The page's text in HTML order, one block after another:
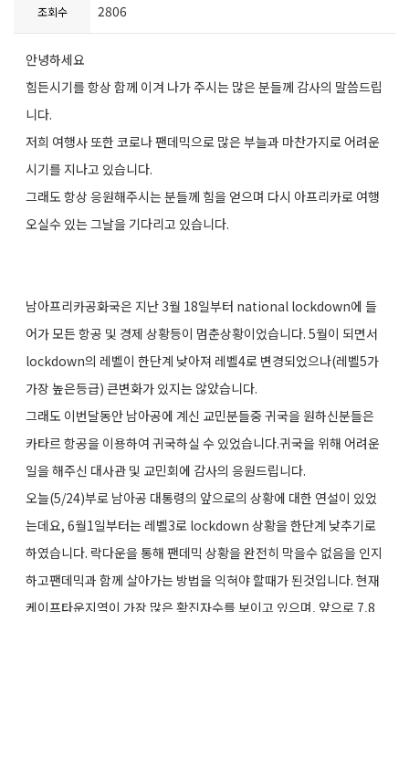
조회수 2806
안녕하세요
힘든시기를 항상 함께 이겨 나가 주시는 많은 분들께 감사의 말씀드립
니다.
저희 여행사 또한 코로나 팬데믹으로 많은 부늘과 마찬가지로 어려운
시기를 지나고 있습니다.
그래도 항상 응원해주시는 분들께 힘을 얻으며 다시 아프리카로 여행
오실수 있는 그날을 기다리고 있습니다.
남아프리카공화국은 지난 3월 18일부터 national lockdown에 들
어가 모든 항공 및 경제 상황등이 멈춘상황이었습니다. 5월이 되면서
lockdown의 레벨이 한단계 낮아져 레벨4로 변경되었으나(레벨5가
가장 높은등급) 큰변화가 있지는 않았습니다.
그래도 이번달동안 남아공에 계신 교민분들중 귀국을 원하신분들은
카타르 항공을 이용하여 귀국하실 수 있었습니다.귀국을 위해 어려운
일을 해주신 대사관 및 교민회에 감사의 응원드립니다.
오늘(5/24)부로 남아공 대통령의 앞으로의 상황에 대한 연설이 있었
는데요, 6월1일부터는 레벨3로 lockdown 상황을 한단계 낮추기로
하였습니다. 락다운을 통해 팬데믹 상황을 완전히 막을수 없음을 인지
하고팬데믹과 함께 살아가는 방법을 익혀야 할때가 된것입니다. 현재
케이프타운지역이 가장 많은 확진자수를 보이고 있으며, 앞으로 7,8